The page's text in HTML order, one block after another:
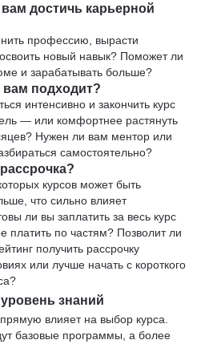
достичь карьерной
профессию, вырасти
новый навык? Поможет ли
и зарабатывать больше?
подходит?
интенсивно и закончить курс
— или комфортнее растянуть
Нужен ли вам ментор или
самостоятельно?
курсов может быть
что сильно влияет
ли вы заплатить за весь курс
платить по частям? Позволит ли
получить рассрочку
или лучше начать с короткого
знаний
влияет на выбор курса.
базовые программы, а более